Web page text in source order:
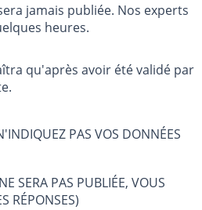
jamais publiée. Nos experts
heures.
qu'après avoir été validé par
PAS VOS DONNÉES
SERA PAS PUBLIÉE, VOUS
RÉPONSES)